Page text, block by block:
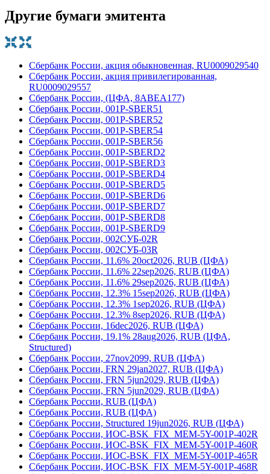
Другие бумаги эмитента
Сбербанк России, акция обыкновенная, RU0009029540
Сбербанк России, акция привилегированная,
RU0009029557
Сбербанк России, (ЦФА, 8ABEA177)
Сбербанк России, 001Р-SBER51
Сбербанк России, 001Р-SBER52
Сбербанк России, 001Р-SBER54
Сбербанк России, 001Р-SBER56
Сбербанк России, 001Р-SBERD2
Сбербанк России, 001Р-SBERD3
Сбербанк России, 001Р-SBERD4
Сбербанк России, 001Р-SBERD5
Сбербанк России, 001Р-SBERD6
Сбербанк России, 001Р-SBERD7
Сбербанк России, 001Р-SBERD8
Сбербанк России, 001Р-SBERD9
Сбербанк России, 002СУБ-02R
Сбербанк России, 002СУБ-03R
Сбербанк России, 11.6% 20oct2026, RUB (ЦФА)
Сбербанк России, 11.6% 22sep2026, RUB (ЦФА)
Сбербанк России, 11.6% 29sep2026, RUB (ЦФА)
Сбербанк России, 12.3% 15sep2026, RUB (ЦФА)
Сбербанк России, 12.3% 1sep2026, RUB (ЦФА)
Сбербанк России, 12.3% 8sep2026, RUB (ЦФА)
Сбербанк России, 16dec2026, RUB (ЦФА)
Сбербанк России, 19.1% 28aug2026, RUB (ЦФА,
Structured)
Сбербанк России, 27nov2099, RUB (ЦФА)
Сбербанк России, FRN 29jan2027, RUB (ЦФА)
Сбербанк России, FRN 5jun2029, RUB (ЦФА)
Сбербанк России, FRN 5jun2029, RUB (ЦФА)
Сбербанк России, RUB (ЦФА)
Сбербанк России, RUB (ЦФА)
Сбербанк России, Structured 19jun2026, RUB (ЦФА)
Сбербанк России, ИОС-BSK_FIX_MEM-5Y-001Р-402R
Сбербанк России, ИОС-BSK_FIX_MEM-5Y-001Р-460R
Сбербанк России, ИОС-BSK_FIX_MEM-5Y-001Р-465R
Сбербанк России, ИОС-BSK_FIX_MEM-5Y-001Р-468R